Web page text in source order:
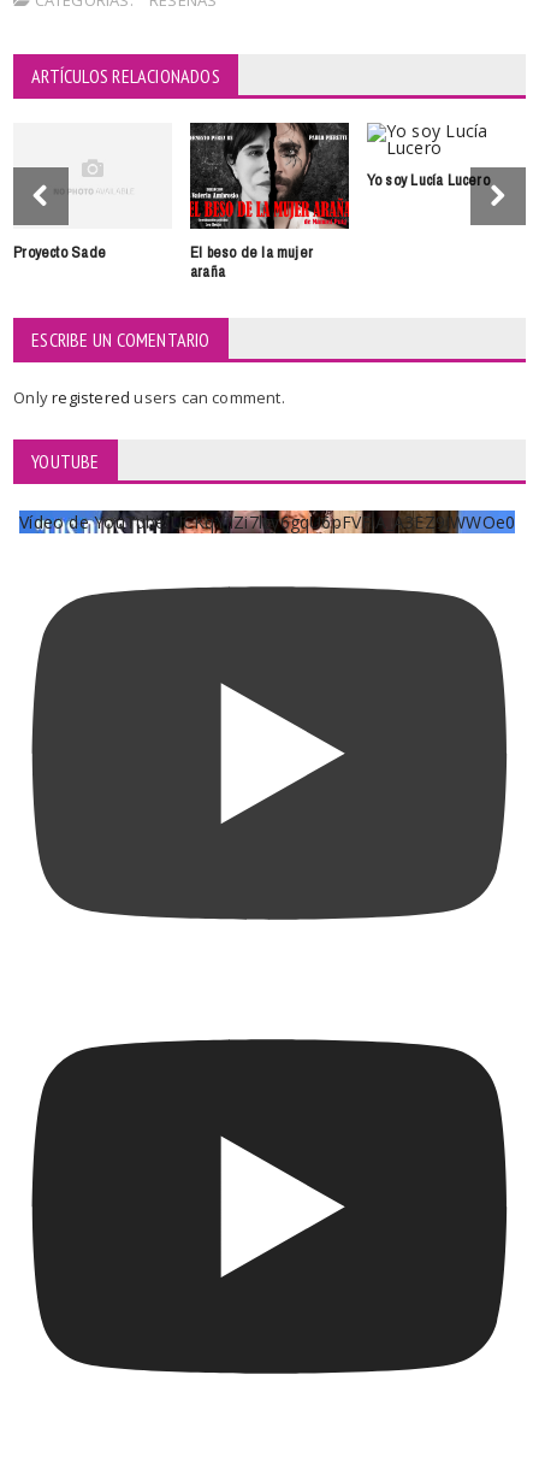
ARTÍCULOS RELACIONADOS
Proyecto Sade El beso de la mujer
araña
Yo soy Lucía Lucero
ESCRIBE UN COMENTARIO
Onlyregisteredusers can comment.
YOUTUBE
Vídeo de YouTube UCKqYjiZi7lzy6gqU6pFVFiA_A3EZ9JWWOe0